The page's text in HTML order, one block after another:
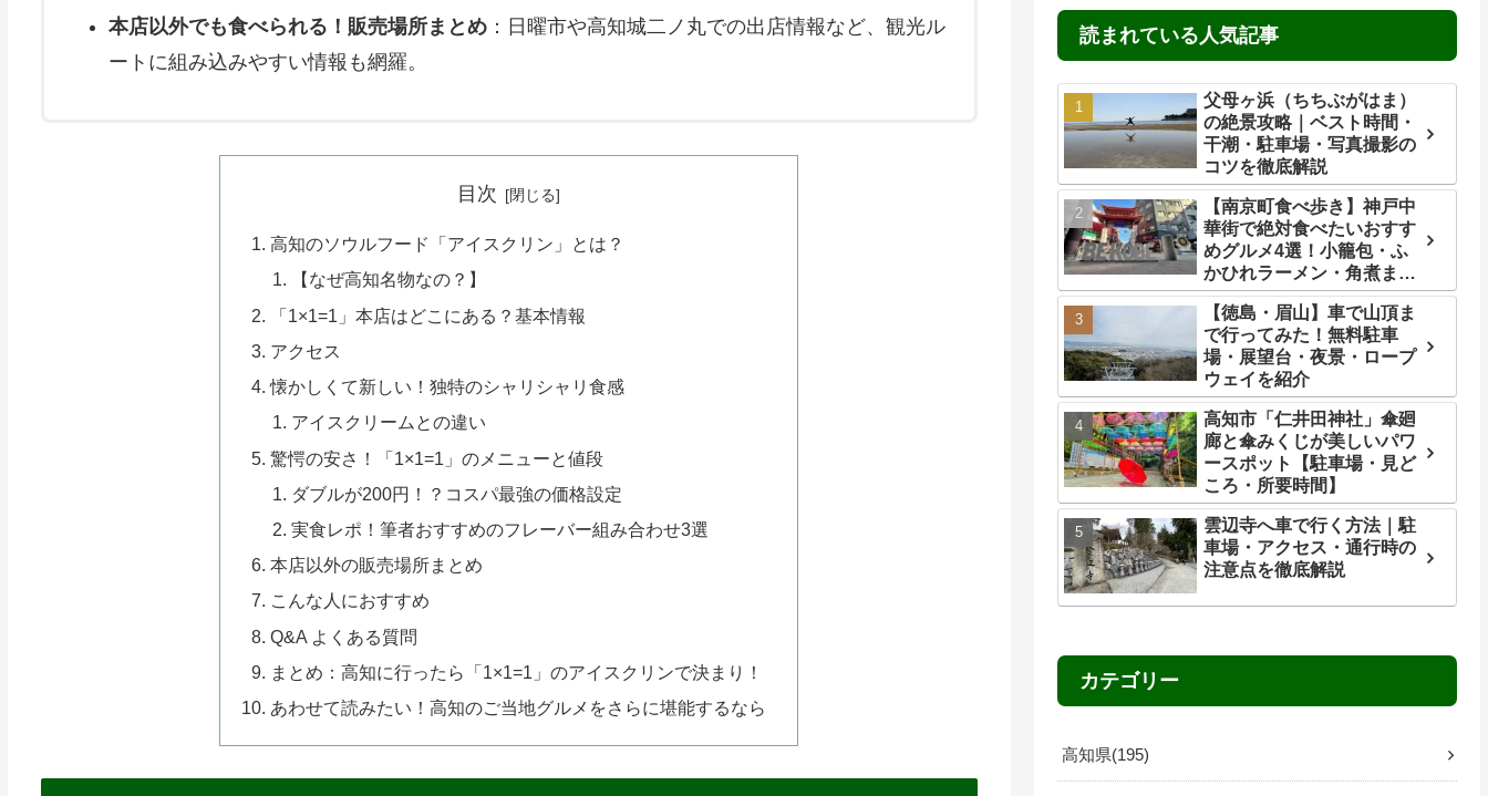
本店以外でも食べられる！販売場所まとめ：日曜市や高知城二ノ丸での出店情報など、観光ル
ートに組み込みやすい情報も網羅。
目次
高知のソウルフード「アイスクリン」とは？
【なぜ高知名物なの？】
「1×1=1」本店はどこにある？基本情報
アクセス
懐かしくて新しい！独特のシャリシャリ食感
アイスクリームとの違い
驚愕の安さ！「1×1=1」のメニューと値段
ダブルが200円！？コスパ最強の価格設定
実食レポ！筆者おすすめのフレーバー組み合わせ3選
本店以外の販売場所まとめ
こんな人におすすめ
Q&A よくある質問
まとめ：高知に行ったら「1×1=1」のアイスクリンで決まり！
あわせて読みたい！高知のご当地グルメをさらに堪能するなら
読まれている人気記事
父母ヶ浜（ちちぶがはま）
の絶景攻略｜ベスト時間・
干潮・駐車場・写真撮影の
コツを徹底解説
【南京町食べ歩き】神戸中
華街で絶対食べたいおすす
めグルメ4選！小籠包・ふ
かひれラーメン・角煮ま
ん・ごま団子を実食レビュ
ー
【徳島・眉山】車で山頂ま
で行ってみた！無料駐車
場・展望台・夜景・ロープ
ウェイを紹介
高知市「仁井田神社」傘廻
廊と傘みくじが美しいパワ
ースポット【駐車場・見ど
ころ・所要時間】
雲辺寺へ車で行く方法｜駐
車場・アクセス・通行時の
注意点を徹底解説
カテゴリー
高知県 195